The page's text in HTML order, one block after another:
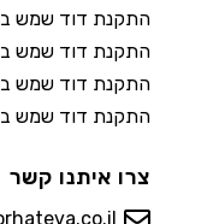
התקנת דוד שמש
התקנת דוד שמש
התקנת דוד שמש
התקנת דוד שמש
צרו איתנו קשר